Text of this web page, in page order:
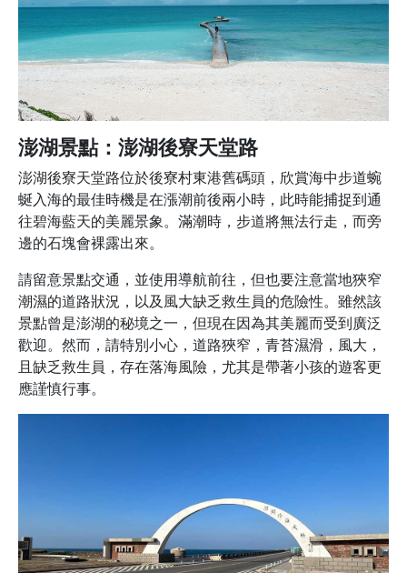
澎湖景點：澎湖後寮天堂路
澎湖後寮天堂路位於後寮村東港舊碼頭，欣賞海中步道蜿
蜒入海的最佳時機是在漲潮前後兩小時，此時能捕捉到通
往碧海藍天的美麗景象。滿潮時，步道將無法行走，而旁
邊的石塊會裸露出來。
請留意景點交通，並使用導航前往，但也要注意當地狹窄
潮濕的道路狀況，以及風大缺乏救生員的危險性。雖然該
景點曾是澎湖的秘境之一，但現在因為其美麗而受到廣泛
歡迎。然而，請特別小心，道路狹窄，青苔濕滑，風大，
且缺乏救生員，存在落海風險，尤其是帶著小孩的遊客更
應謹慎行事。